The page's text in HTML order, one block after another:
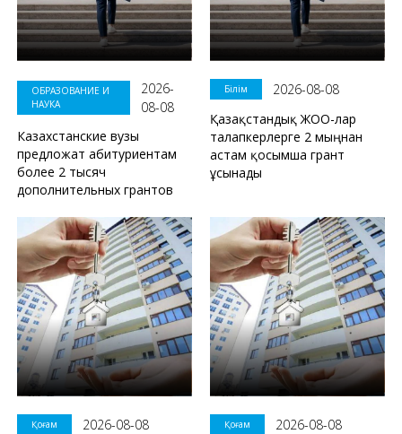
ОБРАЗОВАНИЕ И
НАУКА
2026-
08-08
Казахстанские вузы
предложат абитуриентам
более 2 тысяч
дополнительных грантов
Білім
2026-08-08
Қазақстандық ЖОО-лар
талапкерлерге 2 мыңнан
астам қосымша грант
ұсынады
Қоғам
2026-08-08
Қоғам
2026-08-08